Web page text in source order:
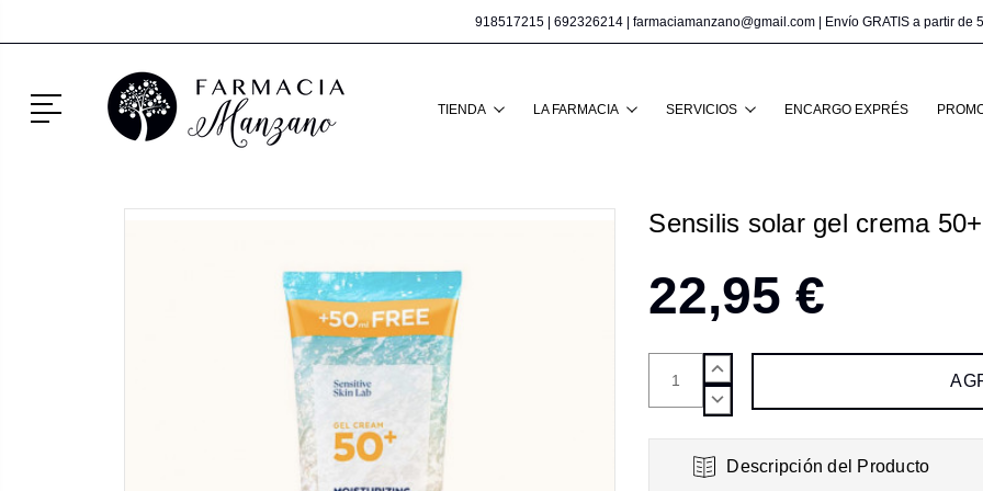
918517215 692326214 farmaciamanzano@gmail.com | Envío GRATIS a partir de
Menú TIENDA LA FARMACIA SERVICIOS ENCARGO EXPRÉS
Sensilis solar gel crema 50+
22,95 €
AUMENTAR
CANTIDAD:
DISMINUIR
CANTIDAD:
Descripción del Producto